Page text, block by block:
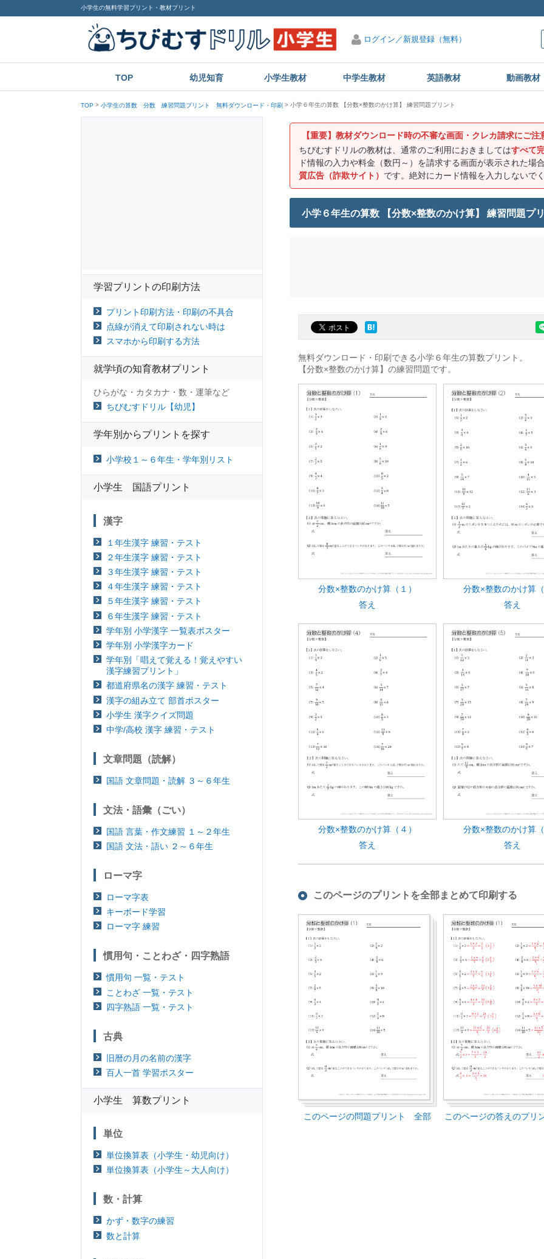
小学生の無料学習プリント・教材プリント
ログイン／新規登録（無料）
TOP 幼児知育 小学生教材 中学生教材 英語教材 動画教材
TOP 小学生の算数 分数 練習問題プリント 無料ダウンロード・印刷 小学６年生の算数 【分数×整数のかけ算】 練習問題プリント
【重要】教材ダウンロード時の不審な画面・クレカ請求にご注
ちびむすドリルの教材は、通常のご利用におきましてはすべて
ド情報の入力や料金（数円～）を請求する画面が表示された場
質広告（詐欺サイト） です。絶対にカード情報を入力しないで
小学６年生の算数 【分数×整数のかけ算】 練習問題プ
無料ダウンロード・印刷できる小学６年生の算数プリント。
【分数×整数のかけ算】の練習問題です。
分数×整数のかけ算（１）
答え
分数×整数のかけ算
答え
分数×整数のかけ算（４）
答え
分数×整数のかけ算
答え
このページのプリントを全部まとめて印刷する
このページの問題プリント 全部 このページの答えのプ
学習プリントの印刷方法
プリント印刷方法・印刷の不具合
点線が消えて印刷されない時は
スマホから印刷する方法
就学頃の知育教材プリント
ひらがな・カタカナ・数・運筆など
ちびむすドリル【幼児】
学年別からプリントを探す
小学校１～６年生・学年別リスト
小学生 国語プリント
漢字
１年生漢字 練習・テスト
２年生漢字 練習・テスト
３年生漢字 練習・テスト
４年生漢字 練習・テスト
５年生漢字 練習・テスト
６年生漢字 練習・テスト
学年別 小学漢字 一覧表ポスター
学年別 小学漢字カード
学年別「唱えて覚える！覚えやすい
漢字練習プリント」
都道府県名の漢字 練習・テスト
漢字の組み立て 部首ポスター
小学生 漢字クイズ問題
中学/高校 漢字 練習・テスト
文章問題（読解）
国語 文章問題・読解 ３～６年生
文法・語彙（ごい）
国語 言葉・作文練習 １～２年生
国語 文法・語い ２～６年生
ローマ字
ローマ字表
キーボード学習
ローマ字 練習
慣用句・ことわざ・四字熟語
慣用句 一覧・テスト
ことわざ 一覧・テスト
四字熟語 一覧・テスト
古典
旧暦の月の名前の漢字
百人一首 学習ポスター
小学生 算数プリント
単位
単位換算表（小学生・幼児向け）
単位換算表（小学生～大人向け）
数・計算
かず・数字の練習
数と計算